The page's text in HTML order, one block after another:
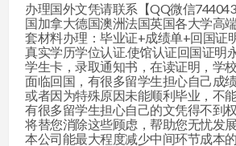
办理国外文凭请联系【QQ微信
国加拿大德国澳洲法国英国各大学高
套材料办理：毕业证+成绩单+回国证
真实学历学位认证.使馆认证回国证明
学生卡，录取通知书，在读证明，学校
面临回国，有很多留学生担心自己成
或者因为特殊原因未能顺利毕业，不
有很多留学生担心自己的文凭得不到
将替您消除这些顾虑，帮助您无忧发展
本公司能最大程度减少中间环节成本